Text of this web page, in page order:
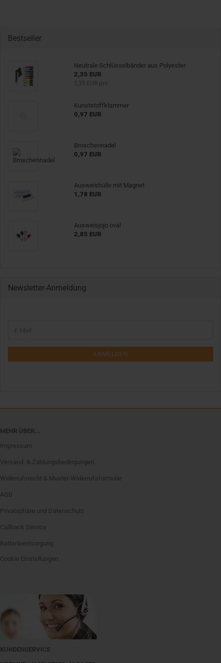
Bestseller
Neutrale Schlüsselbänder aus Polyester
2,35 EUR
2,35 EUR pro
Kunststoffklammer
0,97 EUR
Broschennadel
0,97 EUR
Ausweishülle mit Magnet
1,78 EUR
Ausweisjojo oval
2,85 EUR
Newsletter-Anmeldung
ANMELDEN
MEHR ÜBER...
Impressum
Versand- & Zahlungsbedingungen
Widerrufsrecht & Muster-Widerrufsformular
AGB
Privatsphäre und Datenschutz
Callback Service
Batterieentsorgung
Cookie Einstellungen
KUNDENSERVICE